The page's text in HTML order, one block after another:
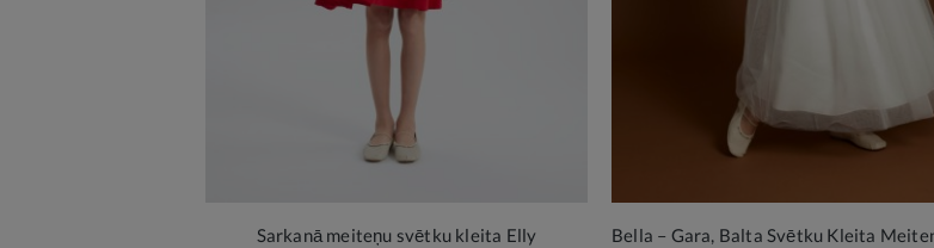
Sarkanā meiteņu svētku kleita Elly